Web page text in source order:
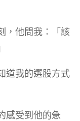
，他問我：「該
道我的選股方式
感受到他的急